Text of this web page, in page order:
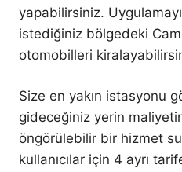
yapabilirsiniz.
istediğiniz bölgedeki
otomobilleri
Size en yakın istasyonu
gideceğiniz yerin
öngörülebilir bir hizmet
kullanıcılar için 4 ayrı